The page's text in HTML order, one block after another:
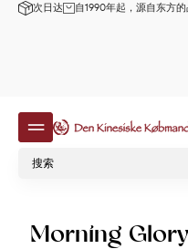
次日达 自1990年起，源自东方
Morning